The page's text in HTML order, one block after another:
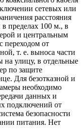
сетевых или
расстояния
пределах 100 м., в
и центральным
переходом от
т. е. выноса части
улицу, в отдельные
по защите
Для безотказной и
необходимо
данных и
подключений от
безопасности
питания. Нет